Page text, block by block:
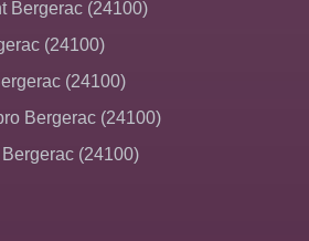
Bergerac (24100)
(24100)
(24100)
Bergerac (24100)
(24100)